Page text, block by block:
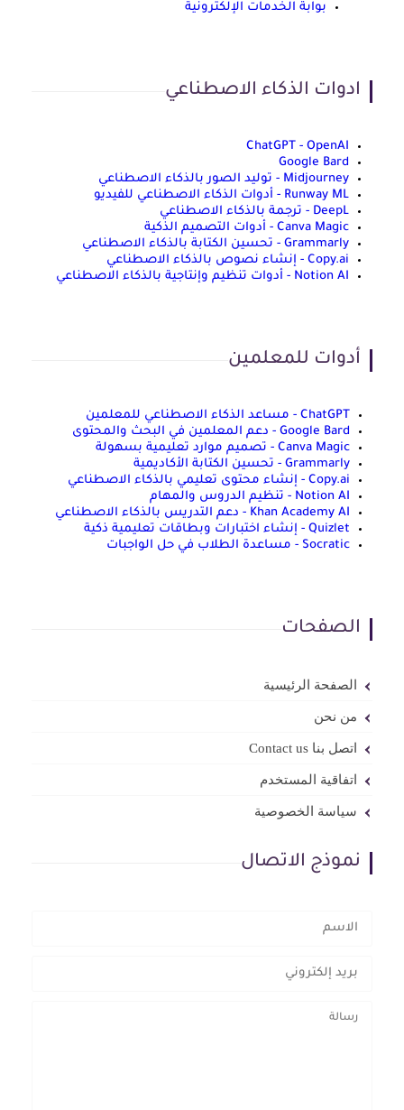
بوابة الخدمات الإلكترونية
ادوات الذكاء الاصطناعي
ChatGPT - OpenAI
Google Bard
Midjourney - توليد الصور بالذكاء الاصطناعي
Runway ML - أدوات الذكاء الاصطناعي للفيديو
DeepL - ترجمة بالذكاء الاصطناعي
Canva Magic - أدوات التصميم الذكية
Grammarly - تحسين الكتابة بالذكاء الاصطناعي
Copy.ai - إنشاء نصوص بالذكاء الاصطناعي
Notion AI - أدوات تنظيم وإنتاجية بالذكاء الاصطناعي
أدوات للمعلمين
ChatGPT - مساعد الذكاء الاصطناعي للمعلمين
Google Bard - دعم المعلمين في البحث والمحتوى
Canva Magic - تصميم موارد تعليمية بسهولة
Grammarly - تحسين الكتابة الأكاديمية
Copy.ai - إنشاء محتوى تعليمي بالذكاء الاصطناعي
Notion AI - تنظيم الدروس والمهام
Khan Academy AI - دعم التدريس بالذكاء الاصطناعي
Quizlet - إنشاء اختبارات وبطاقات تعليمية ذكية
Socratic - مساعدة الطلاب في حل الواجبات
الصفحات
الصفحة الرئيسية
من نحن
اتصل بنا Contact us
اتفاقية المستخدم
سياسة الخصوصية
نموذج الاتصال